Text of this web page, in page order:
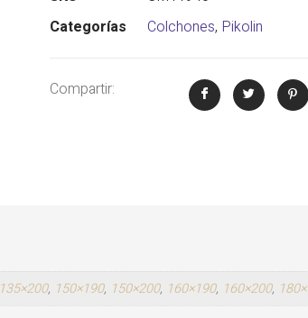
Categorías
Colchones, Pikolin
Compartir:
135×200, 150×190, 150×200, 160×190, 160×200,